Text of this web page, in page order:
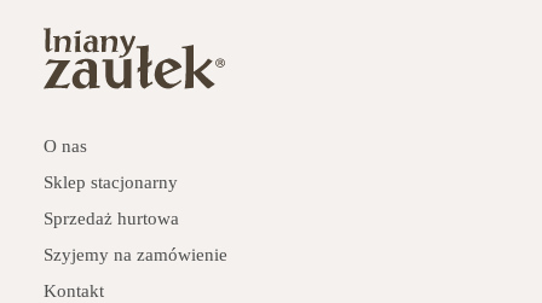
O nas
Sklep stacjonarny
Sprzedaż hurtowa
Szyjemy na zamówienie
Kontakt